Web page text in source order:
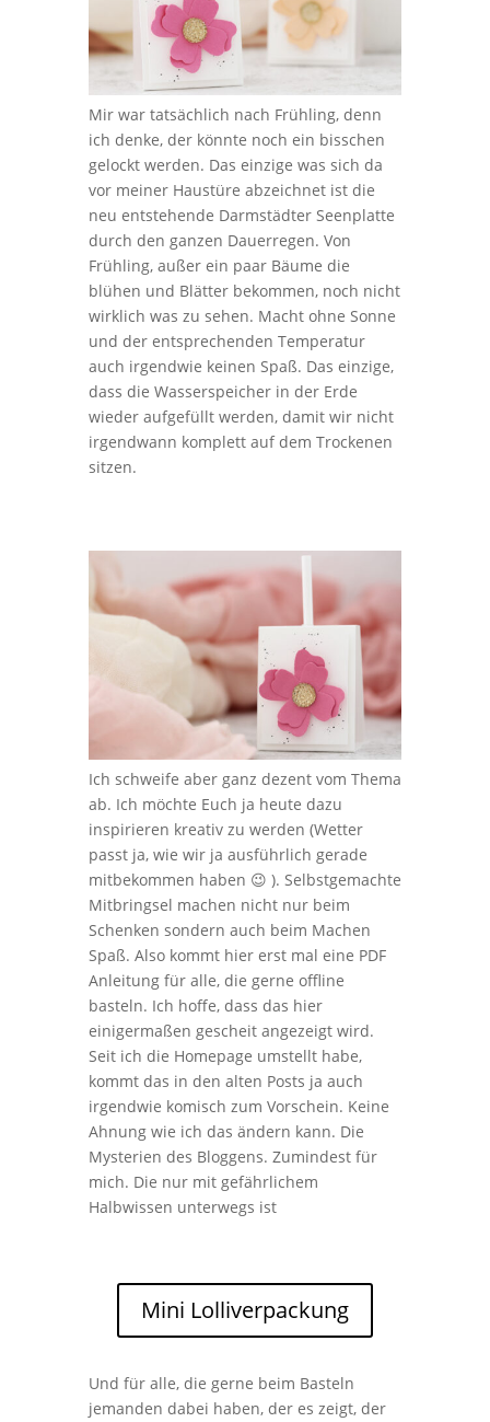
Mir war tatsächlich nach Frühling, denn
ich denke, der könnte noch ein bisschen
gelockt werden. Das einzige was sich da
vor meiner Haustüre abzeichnet ist die
neu entstehende Darmstädter Seenplatte
durch den ganzen Dauerregen. Von
Frühling, außer ein paar Bäume die
blühen und Blätter bekommen, noch nicht
wirklich was zu sehen. Macht ohne Sonne
und der entsprechenden Temperatur
auch irgendwie keinen Spaß. Das einzige,
dass die Wasserspeicher in der Erde
wieder aufgefüllt werden, damit wir nicht
irgendwann komplett auf dem Trockenen
sitzen.
Ich schweife aber ganz dezent vom Thema
ab. Ich möchte Euch ja heute dazu
inspirieren kreativ zu werden (Wetter
passt ja, wie wir ja ausführlich gerade
mitbekommen haben 😉 ). Selbstgemachte
Mitbringsel machen nicht nur beim
Schenken sondern auch beim Machen
Spaß. Also kommt hier erst mal eine PDF
Anleitung für alle, die gerne offline
basteln. Ich hoffe, dass das hier
einigermaßen gescheit angezeigt wird.
Seit ich die Homepage umstellt habe,
kommt das in den alten Posts ja auch
irgendwie komisch zum Vorschein. Keine
Ahnung wie ich das ändern kann. Die
Mysterien des Bloggens. Zumindest für
mich. Die nur mit gefährlichem
Halbwissen unterwegs ist
Mini Lolliverpackung
Und für alle, die gerne beim Basteln
jemanden dabei haben, der es zeigt, der